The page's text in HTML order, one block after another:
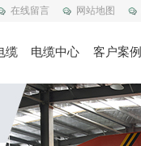
在线留言 网站地图
缆 电缆中心 客户案例